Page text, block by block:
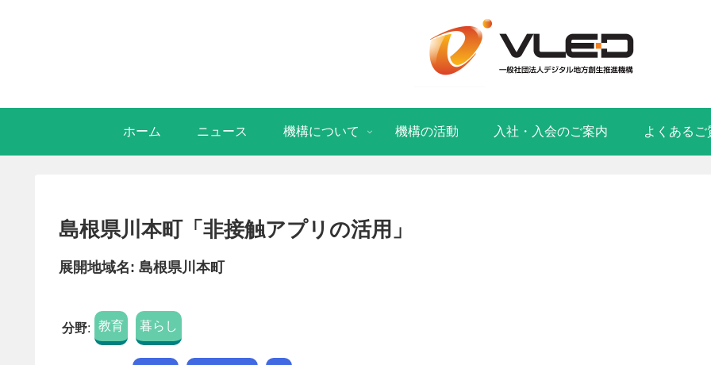
ホーム ニュース 機構について 機構の活動 入社・入会のご案内 よくあるご
島根県川本町「非接触アプリの活用」
展開地域名: 島根県川本町
分野: 教育 暮らし